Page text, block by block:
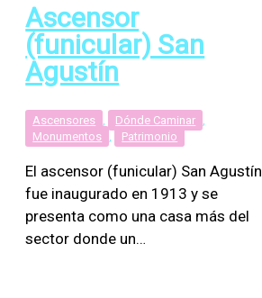
Ascensor
(funicular) San
Agustín
Ascensores Dónde Caminar
Monumentos
Patrimonio
El ascensor (funicular) San Agustín
fue inaugurado en 1913 y se
presenta como una casa más del
sector donde un…